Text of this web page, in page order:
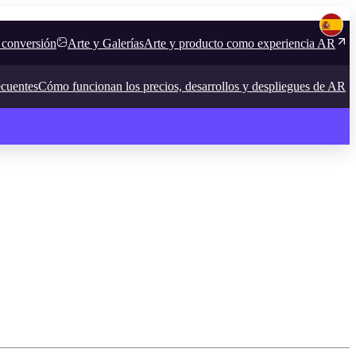
Arte y GaleríasArte y producto como experiencia AR
Cómo funcionan los precios, desarrollos y despliegues de AR